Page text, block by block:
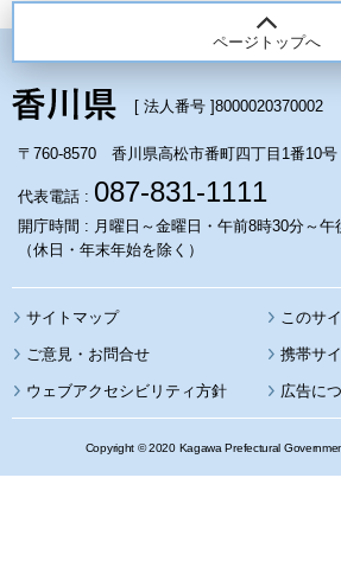
ページトップへ
[ 法人番号 ]8000020370002
〒760-8570 香川県高松市番町四丁目1番10号
代表電話 : 087-831-1111
開庁時間 : 月曜日～金曜日・午前8時30分～午
（休日・年末年始を除く）
サイトマップ このサ
携帯サ
ウェブアクセシビリティ方針 広告に
Copyright © 2020 Kagawa Prefectural